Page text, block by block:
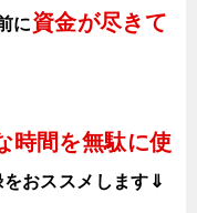
に資金が尽きて
時間を無駄に使
おススメします⇓